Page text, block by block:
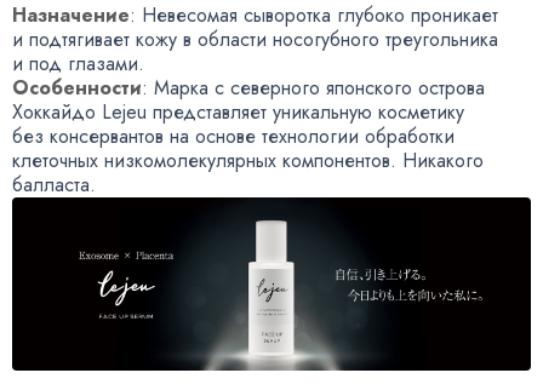
Назначение: Невесомая сыворотка глубоко проникает
и подтягивает кожу в области носогубного треугольника
и под глазами.
Особенности: Марка с северного японского острова
Хоккайдо Lejeu представляет уникальную косметику
без консервантов на основе технологии обработки
клеточных низкомолекулярных компонентов. Никакого
балласта.